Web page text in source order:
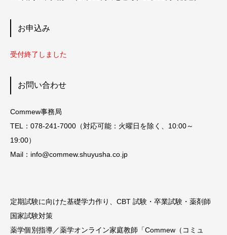
お申込み
受付終了しました
お問い合わせ
Commew事務局
TEL：‪078-241-7000‬（対応可能：火曜日を除く、‪10:00～
19:00‬）
Mail：info@‪commew.shuyusha.co.jp‬
定期試験に向けた基礎学力作り、CBT 試験・卒業試験・薬剤師
国家試験対策
薬学個別指導／薬学オンライン家庭教師「Commew（コミュ